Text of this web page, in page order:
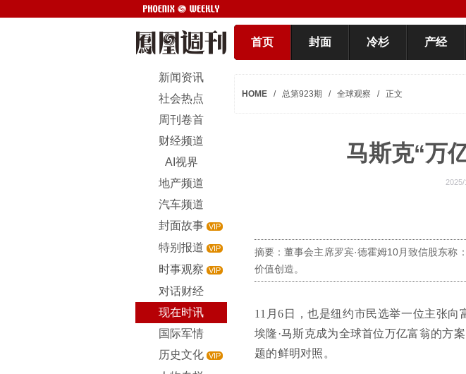
首页 封面 冷杉 产经
新闻资讯
社会热点
周刊卷首
财经频道
AI视界
地产频道
汽车频道
封面故事 VIP
特别报道 VIP
时事观察 VIP
对话财经
现在时讯
国际军情
历史文化 VIP
HOME / 总第923期 / 全球观察 / 正文
马斯克“万
2025/
摘要：董事会主席罗宾·德霍姆10月致信股东称
价值创造。
11月6日，也是纽约市民选举一位主张
埃隆·马斯克成为全球首位万亿富翁的方
题的鲜明对照。